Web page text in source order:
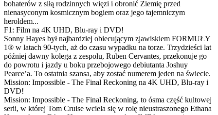
bohaterów z siłą rodzinnych więzi i obronić Ziemię przed
nienasyconym kosmicznym bogiem oraz jego tajemniczym
heroldem...
F1: Film na 4K UHD, Blu-ray i DVD!
Sonny Hayes był najbardziej obiecującym zjawiskiem FORMUŁY
1® w latach 90-tych, aż do czasu wypadku na torze. Trzydzieści lat
później dawny kolega z zespołu, Ruben Cervantes, przekonuje go
do powrotu i jazdy u boku przebojowego debiutanta Joshuy
Pearce’a. To ostatnia szansa, aby zostać numerem jeden na świecie.
Mission: Impossible - The Final Reckoning na 4K UHD, Blu-ray i
DVD!
Mission: Impossible - The Final Reckoning, to ósma część kultowej
serii, w której Tom Cruise wciela się w rolę nieustraszonego Ethana